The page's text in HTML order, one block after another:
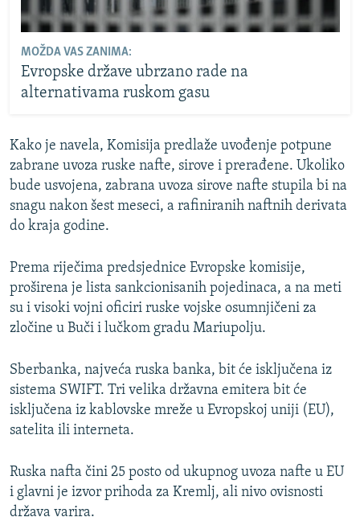
MOŽDA VAS ZANIMA:
Evropske države ubrzano rade na
alternativama ruskom gasu
Kako je navela, Komisija predlaže uvođenje potpune
zabrane uvoza ruske nafte, sirove i prerađene. Ukoliko
bude usvojena, zabrana uvoza sirove nafte stupila bi na
snagu nakon šest meseci, a rafiniranih naftnih derivata
do kraja godine.
Prema riječima predsjednice Evropske komisije,
proširena je lista sankcionisanih pojedinaca, a na meti
su i visoki vojni oficiri ruske vojske osumnjičeni za
zločine u Buči i lučkom gradu Mariupolju.
Sberbanka, najveća ruska banka, bit će isključena iz
sistema SWIFT. Tri velika državna emitera bit će
isključena iz kablovske mreže u Evropskoj uniji (EU),
satelita ili interneta.
Ruska nafta čini 25 posto od ukupnog uvoza nafte u EU
i glavni je izvor prihoda za Kremlj, ali nivo ovisnosti
država varira.